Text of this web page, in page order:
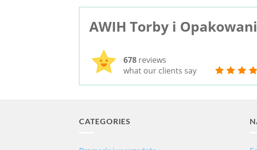
AWIH Torby i
678 reviews
what our clients say
CATEGORIES